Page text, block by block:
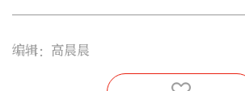
编辑：高晨晨